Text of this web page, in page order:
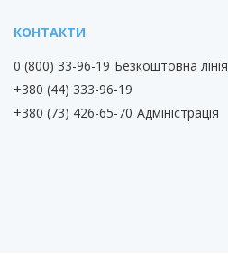
0 (800) 33-96-19 Безкоштовна лінія
+380 (44) 333-96-19
+380 (73) 426-65-70 Адміністрація